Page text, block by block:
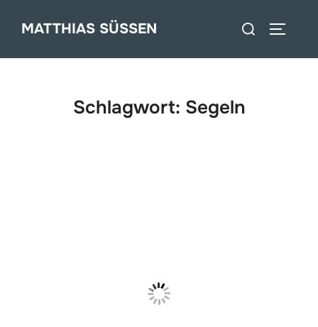
InhaltMATTHIAS SÜSSEN
Suchen
Schlagwort: Segeln